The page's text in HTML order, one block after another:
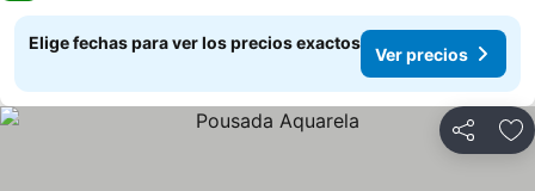
Elige fechas para ver los precios exactos
Ver precios
Compartir